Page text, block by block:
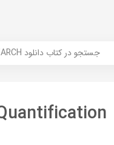
SEARCH جستجو در کتاب دانلود